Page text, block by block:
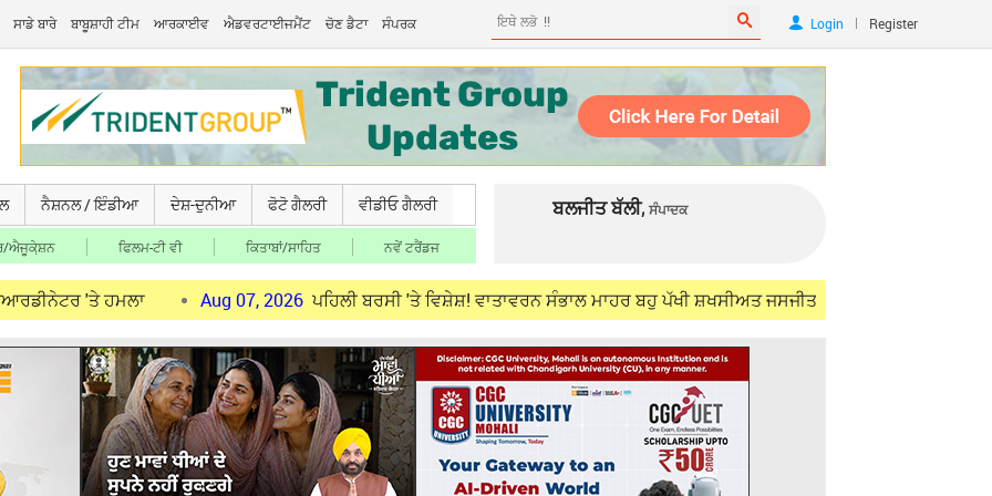
ਸਾਡੇ ਬਾਰੇ ਬਾਬੂਸ਼ਾਹੀ ਟੀਮ ਆਰਕਾਈਵ ਐਡਵਰਟਾਈਜਮੈਂਟ ਚੋਣ ਡੈਟਾ ਸੰਪਰਕ Login | Register
ਨੈਸ਼ਨਲ / ਇੰਡੀਆ ਦੇਸ਼-ਦੁਨੀਆ ਫੋਟੋ ਗੈਲਰੀ ਵੀਡੀਓ ਗੈਲਰੀ
ਐਜੂਕੇ਼ਸ਼ਨ ਫਿਲਮ-ਟੀ ਵੀ ਕਿਤਾਬਾਂ/ਸਾਹਿਤ ਨਵੇਂ ਟਰੈਂਡਜ
ਬਲਜੀਤ ਬੱਲੀ, ਸੰਪਾਦਕ
ਹਮਲਾ Aug 07, 2026 ਪਹਿਲੀ ਬਰਸੀ 'ਤੇ ਵਿਸ਼ੇਸ਼! ਵਾਤਾਵਰਨ ਸੰਭਾਲ ਮਾਹਰ ਬਹੁ ਪੱਖੀ ਸ਼ਖਸੀਅਤ ਜਸਜੀਤ ਸਿੰਘ ਸਮੁੰਦਰੀ (IFS) ਨੂੰ ਯਾਦ ਕਰਦਿਆਂ